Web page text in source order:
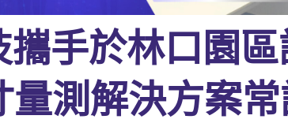
手於林口園
測解決方案常